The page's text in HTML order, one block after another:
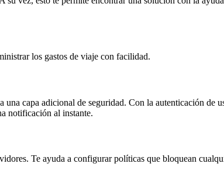
los gastos de viaje con facilidad.
capa adicional de seguridad. Con la autenticación de
notificación al instante.
Te ayuda a configurar políticas que bloquean